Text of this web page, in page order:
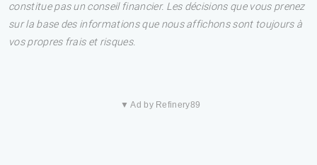
constitue pas un conseil financier. Les décisions que vous prenez
sur la base des informations que nous affichons sont toujours à
vos propres frais et risques.
▼ Ad by Refinery89